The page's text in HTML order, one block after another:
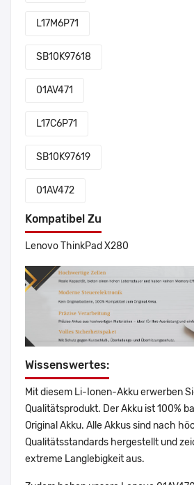
L17M6P71
SB10K97618
01AV471
L17C6P71
SB10K97619
01AV472
Kompatibel Zu
Lenovo ThinkPad X280
Wissenswertes:
Mit diesem Li-Ionen-Akku erwerben
Qualitätsprodukt. Der Akku ist 100%
Original Akku. Alle Akkus sind nach
Qualitätsstandards hergestellt und
extreme Langlebigkeit aus.